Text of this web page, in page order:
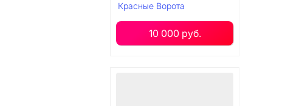
Красные Ворота
10 000 руб.